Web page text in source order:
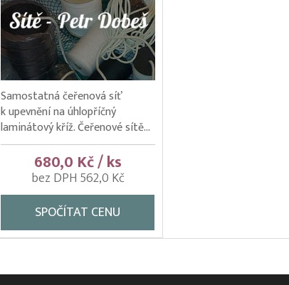
Samostatná čeřenová síť
k upevnění na úhlopříčný
laminátový kříž. Čeřenové sítě...
680,0 Kč / ks
bez DPH 562,0 Kč
SPOČÍTAT CENU